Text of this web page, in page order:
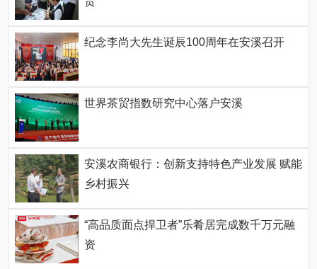
纪念李尚大先生诞辰100周年在安溪召开
世界茶贸指数研究中心落户安溪
安溪农商银行：创新支持特色产业发展 赋能
乡村振兴
“高品质面点捍卫者”乐肴居完成数千万元融
资